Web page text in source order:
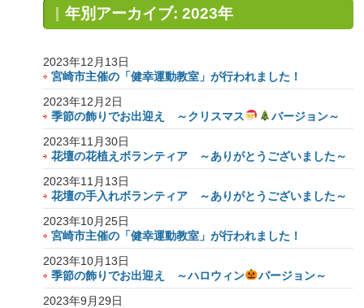
年別アーカイブ: 2023年
2023年12月13日
宮崎市主催の「健幸運動教室」が行われました！
2023年12月2日
季節の飾りでお出迎え ～クリスマス
バージョン～
2023年11月30日
花壇の花植えボランティア ～ありがとうございました～
2023年11月13日
花壇の手入れボランティア ～ありがとうございました～
2023年10月25日
宮崎市主催の「健幸運動教室」が行われました！
2023年10月13日
季節の飾りでお出迎え ～ハロウィン
バージョン～
2023年9月29日